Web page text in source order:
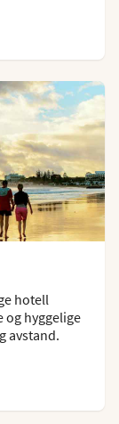
hotell
og hyggelige
avstand.